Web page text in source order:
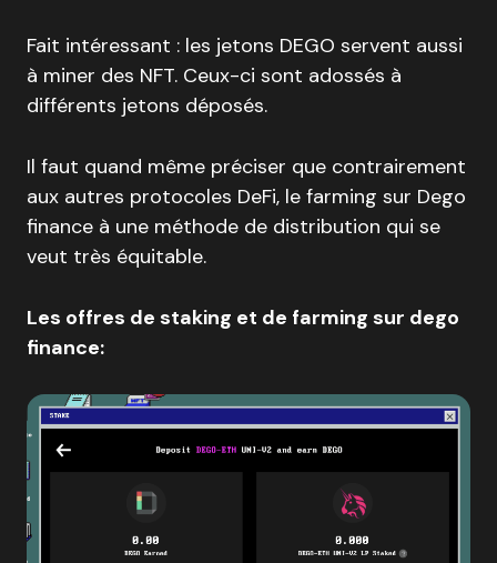
Fait intéressant : les jetons DEGO servent aussi
à miner des NFT. Ceux-ci sont adossés à
différents jetons déposés.
Il faut quand même préciser que contrairement
aux autres protocoles DeFi, le farming sur Dego
finance à une méthode de distribution qui se
veut très équitable.
Les offres de staking et de farming sur dego
finance: